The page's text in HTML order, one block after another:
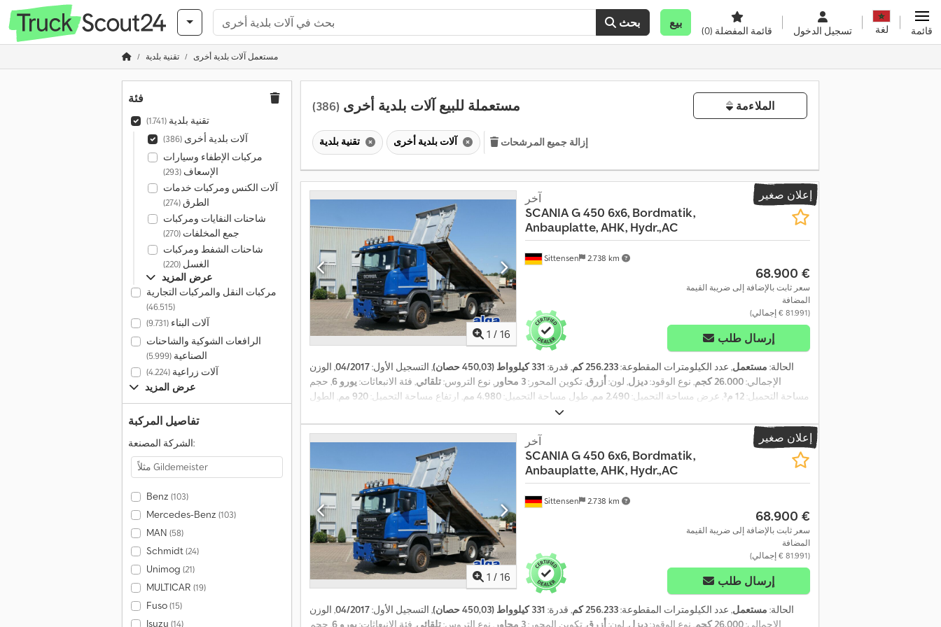
بحث بيع
قائمة المفضلة (0) تسجيل الدخول لغة قائمة
تقنية بلدية مستعمل آلات بلدية أخرى
فئة
تقنية بلدية(1.741)
آلات بلدية أخرى(386)
مركبات الإطفاء وسيارات
الإسعاف(293)
آلات الكنس ومركبات خدمات
الطرق(274)
شاحنات النفايات ومركبات
جمع المخلفات(270)
شاحنات الشفط ومركبات
الغسل(220)
عرض المزيد
مركبات النقل والمركبات التجارية
(46.515)
آلات البناء(9.731)
الرافعات الشوكية والشاحنات
الصناعية(5.999)
آلات زراعية(4.224)
عرض المزيد
تفاصيل المركبة
الشركة المصنعة:
Benz (103)
Mercedes-Benz (103)
MAN (58)
Schmidt(24)
Unimog (21)
MULTICAR (19)
Fuso(15)
Isuzu (14)
مستعملة للبيع آلات بلدية أخرى (386) الملاءمة
تقنية بلدية آلات بلدية أخرى إزالة جميع المرشحات
إعلان صغير
1 / 16
Sittensen 2.738 km
آخر
SCANIAG 450 6x6, Bordmatik,
Anbauplatte, AHK, Hydr.,AC
‏68.900 €
سعر ثابت بالإضافة إلى ضريبة القيمة
المضافة
(‏81.991 € إجمالي)
إرسال طلب
الحالة: مستعمل, عدد الكيلومترات المقطوعة:256.233 كم , قدرة: 331 كيلوواط (450,03 حصان) , التسجيل الأول:04/2017, الوزن
الإجمالي:26.000 كجم , نوع الوقود:ديزل , لون: أزرق , تكوين المحور:3 محاور , نوع التروس:تلقائي , فئة الانبعاثات:يورو 6
, حجم
مساحة التحميل: 12 م³ , عرض مساحة التحميل: 2.490 مم , طول مساحة التحميل: 4.980 مم , ارتفاع مساحة التحميل: 920 مم
, الطول
, الارتفاع الكلي:3.450 مم
للانغلاق (ABS), نظام الملاحة,
إعلان صغير
1 / 16
Sittensen 2.738 km
آخر
SCANIAG 450 6x6, Bordmatik,
Anbauplatte, AHK, Hydr.,AC
‏68.900 €
سعر ثابت بالإضافة إلى ضريبة القيمة
المضافة
(‏81.991 € إجمالي)
إرسال طلب
الحالة: مستعمل, عدد الكيلومترات المقطوعة:256.233 كم , قدرة: 331 كيلوواط (450,03 حصان) , التسجيل الأول:04/2017, الوزن
الإجمالي:26.000 كجم , نوع الوقود:ديزل, لون: أزرق, تكوين المحور:3 محاور , نوع التروس:تلقائي, فئة الانبعاثات:يورو 6
, حجم
ب
ي
ل
أ